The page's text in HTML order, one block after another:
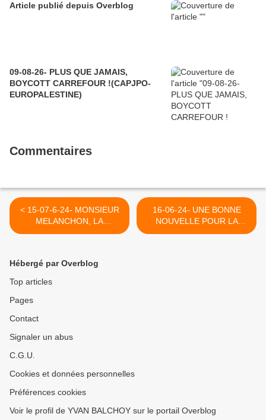
Article publié depuis Overblog
09-08-26- PLUS QUE JAMAIS,
BOYCOTT CARREFOUR !(CAPJPO-
EUROPALESTINE)
Commentaires
< 15-07-6-24- MONSIEUR
MELANCHON, LA
RANCUNE INJUSTIFIEE
NE GÂTEZ PAS LA JOIE ET
LES ESPOIRS DU PEUPLE
16-06-24- UNE BONNE
NOUVELLE POUR LA
BELGIQUE (2007) >
Hébergé par Overblog
Top articles
Pages
Contact
Signaler un abus
C.G.U.
Cookies et données personnelles
Préférences cookies
Voir le profil de YVAN BALCHOY sur le portail Overblog